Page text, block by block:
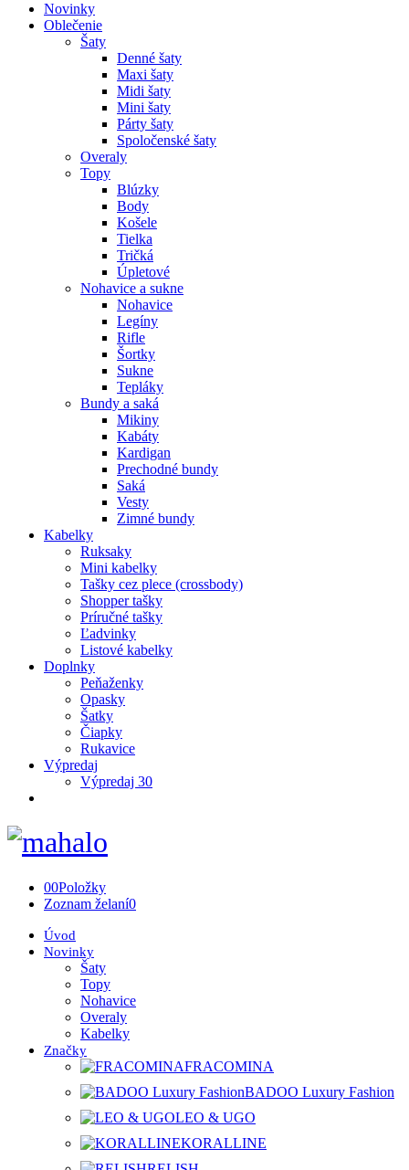
Novinky
Oblečenie
Šaty
Denné šaty
Maxi šaty
Midi šaty
Mini šaty
Párty šaty
Spoločenské šaty
Overaly
Topy
Blúzky
Body
Košele
Tielka
Tričká
Úpletové
Nohavice a sukne
Nohavice
Legíny
Rifle
Šortky
Sukne
Tepláky
Bundy a saká
Mikiny
Kabáty
Kardigan
Prechodné bundy
Saká
Vesty
Zimné bundy
Kabelky
Ruksaky
Mini kabelky
Tašky cez plece (crossbody)
Shopper tašky
Príručné tašky
Ľadvinky
Listové kabelky
Doplnky
Peňaženky
Opasky
Šatky
Čiapky
Rukavice
Výpredaj
Výpredaj 30
00Položky
Zoznam želaní0
Úvod
Novinky
Šaty
Topy
Nohavice
Overaly
Kabelky
Značky
FRACOMINA
BADOO Luxury Fashion
LEO & UGO
KORALLINE